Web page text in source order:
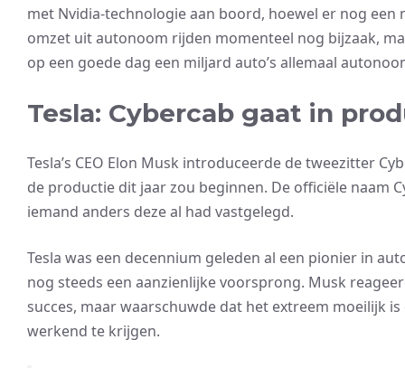
met Nvidia-technologie aan boord, hoewel er nog
omzet uit autonoom rijden momenteel nog bijzaak,
op een goede dag een miljard auto’s allemaal
Tesla: Cybercab gaat in
Tesla’s CEO Elon Musk introduceerde de tweezitter
de productie dit jaar zou beginnen. De officiële naam
iemand anders deze al had vastgelegd.
Tesla was een decennium geleden al een pionier in
nog steeds een aanzienlijke voorsprong. Musk
succes, maar waarschuwde dat het extreem moeilijk
werkend te krijgen.